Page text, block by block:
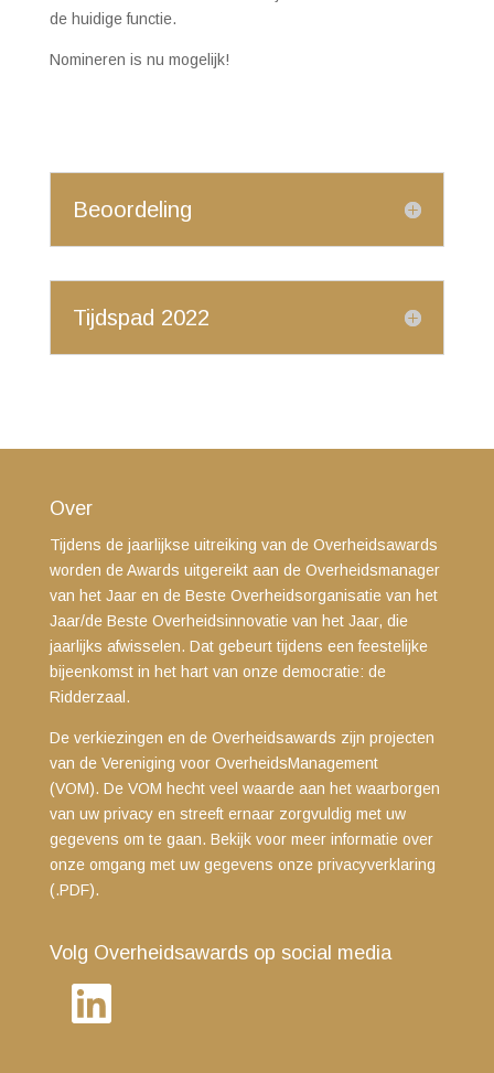
de huidige functie.
Nomineren is nu mogelijk!
Beoordeling
Tijdspad 2022
Over
Tijdens de jaarlijkse uitreiking van de Overheidsawards
worden de Awards uitgereikt aan de Overheidsmanager
van het Jaar en de Beste Overheidsorganisatie van het
Jaar/de Beste Overheidsinnovatie van het Jaar, die
jaarlijks afwisselen. Dat gebeurt tijdens een feestelijke
bijeenkomst in het hart van onze democratie: de
Ridderzaal.
De verkiezingen en de Overheidsawards zijn projecten
van de Vereniging voor OverheidsManagement
(VOM). De VOM hecht veel waarde aan het waarborgen
van uw privacy en streeft ernaar zorgvuldig met uw
gegevens om te gaan. Bekijk voor meer informatie over
onze omgang met uw gegevens onze privacyverklaring
(.PDF).
Volg Overheidsawards op social media
LinkedIn